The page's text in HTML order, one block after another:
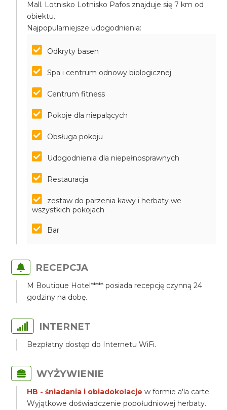
Mall. Lotnisko Lotnisko Pafos znajduje się 7 km od
obiektu.
Najpopularniejsze udogodnienia:
Odkryty basen
Spa i centrum odnowy biologicznej
Centrum fitness
Pokoje dla niepalących
Obsługa pokoju
Udogodnienia dla niepełnosprawnych
Restauracja
zestaw do parzenia kawy i herbaty we
wszystkich pokojach
Bar
RECEPCJA
M Boutique Hotel***** posiada recepcję czynną 24
godziny na dobę.
INTERNET
Bezpłatny dostęp do Internetu WiFi.
WYŻYWIENIE
HB - śniadania i obiadokolacjew formie a'la carte.
Wyjątkowe doświadczenie popołudniowej herbaty.